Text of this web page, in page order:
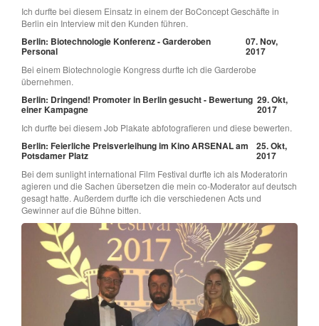
Ich durfte bei diesem Einsatz in einem der BoConcept Geschäfte in
Berlin ein Interview mit den Kunden führen.
Berlin: Biotechnologie Konferenz - Garderoben
Personal
07. Nov,
2017
Bei einem Biotechnologie Kongress durfte ich die Garderobe
übernehmen.
Berlin: Dringend! Promoter in Berlin gesucht - Bewertung
einer Kampagne
29. Okt,
2017
Ich durfte bei diesem Job Plakate abfotografieren und diese bewerten.
Berlin: Feierliche Preisverleihung im Kino ARSENAL am
Potsdamer Platz
25. Okt,
2017
Bei dem sunlight international Film Festival durfte ich als Moderatorin
agieren und die Sachen übersetzen die mein co-Moderator auf deutsch
gesagt hatte. Außerdem durfte ich die verschiedenen Acts und
Gewinner auf die Bühne bitten.